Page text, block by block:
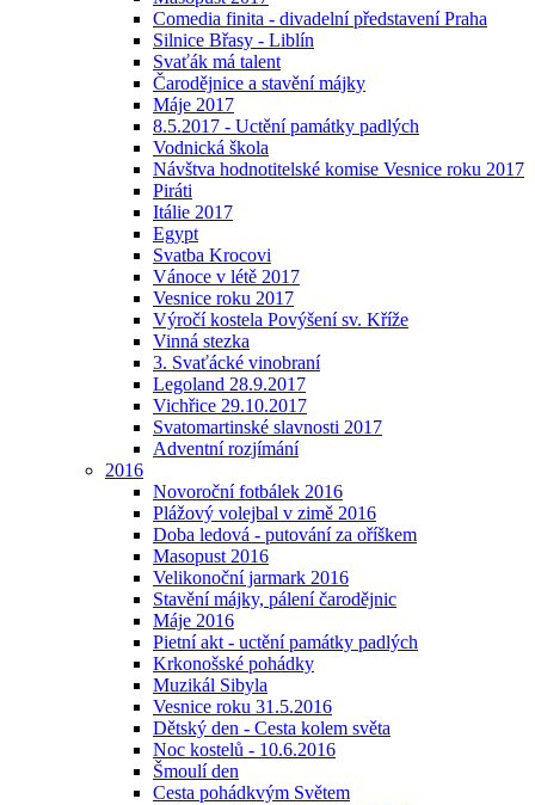
Comedia finita - divadelní představení Praha
Silnice Břasy - Liblín
Svaťák má talent
Čarodějnice a stavění májky
Máje 2017
8.5.2017 - Uctění památky padlých
Vodnická škola
Návštva hodnotitelské komise Vesnice roku 2017
Piráti
Itálie 2017
Egypt
Svatba Krocovi
Vánoce v létě 2017
Vesnice roku 2017
Výročí kostela Povýšení sv. Kříže
Vinná stezka
3. Svaťácké vinobraní
Legoland 28.9.2017
Vichřice 29.10.2017
Svatomartinské slavnosti 2017
Adventní rozjímání
2016
Novoroční fotbálek 2016
Plážový volejbal v zimě 2016
Doba ledová - putování za oříškem
Masopust 2016
Velikonoční jarmark 2016
Stavění májky, pálení čarodějnic
Máje 2016
Pietní akt - uctění památky padlých
Krkonošské pohádky
Muzikál Sibyla
Vesnice roku 31.5.2016
Dětský den - Cesta kolem světa
Noc kostelů - 10.6.2016
Šmoulí den
Cesta pohádkvým Světem